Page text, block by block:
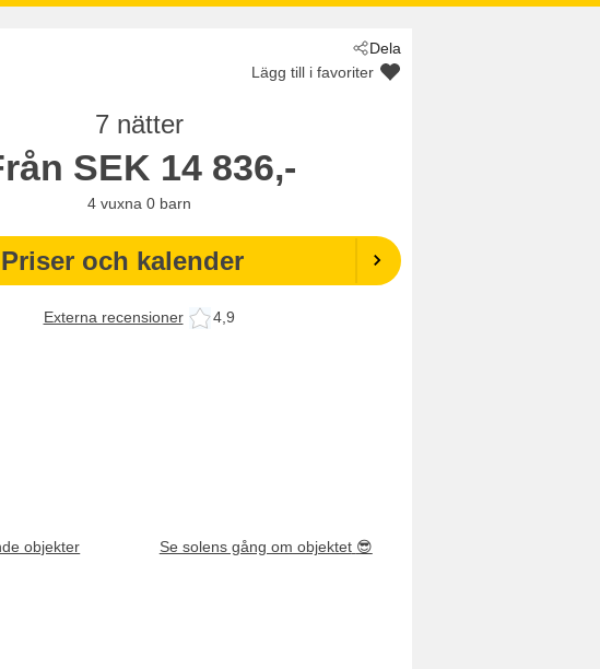
Dela
Lägg till i favoriter
7 nätter
SEK 14 836,-
4 vuxna 0 barn
Priser och kalender
Externa recensioner 4,9
objekter Se solens gång om objektet 😎